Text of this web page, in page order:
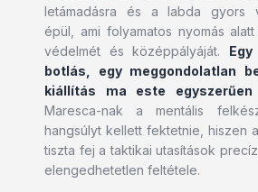
letámadásra és a labda gyors
épül, ami folyamatos nyomás
védelmét és középpályáját.
botlás, egy meggondolatlan
kiállítás ma este
Maresca-nak a mentális
hangsúlyt kellett fektetnie, hiszen
tiszta fej a taktikai utasítások
elengedhetetlen feltétele.